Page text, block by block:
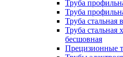
Труба
Труба
Труба стальная
Труба стальная
бесшовная
Прецизионные